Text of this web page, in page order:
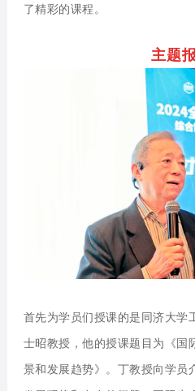
了精彩的课程。
主题
首先为学员们授课的是同济大学
士昭教授，他的授课题目为《国
景和发展趋势》。丁教授向学员